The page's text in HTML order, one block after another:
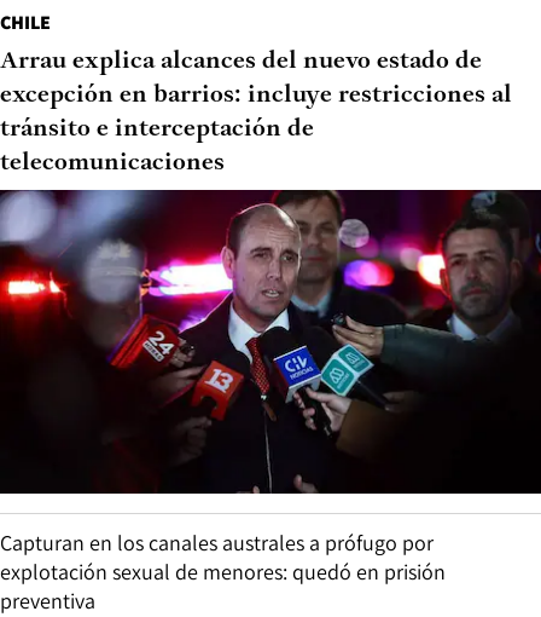
CHILE
Arrau explica alcances del nuevo estado de
excepción en barrios: incluye restricciones al
tránsito e interceptación de
telecomunicaciones
Capturan en los canales australes a prófugo por
explotación sexual de menores: quedó en prisión
preventiva